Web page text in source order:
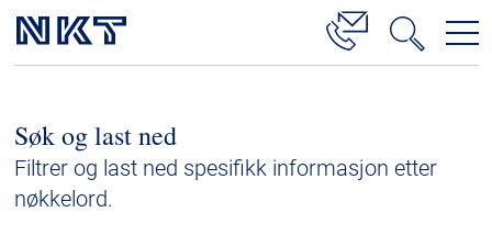
Høyspenningskabelløsninger
Kabelservice
Søk og last ned
Filtrer og last ned spesifikk informasjon etter
nøkkelord.